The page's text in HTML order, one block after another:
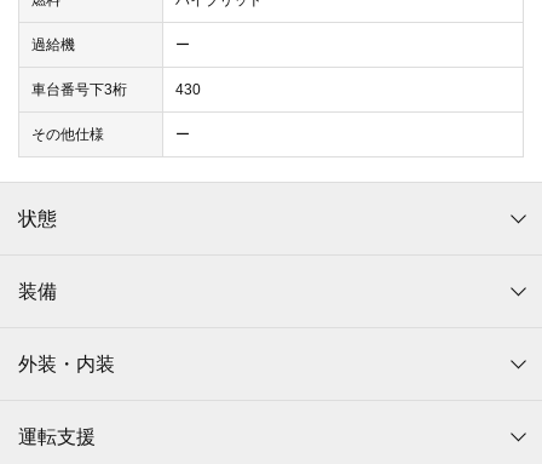
過給機 ー
車台番号下3桁 430
その他仕様 ー
状態
装備
外装・内装
運転支援